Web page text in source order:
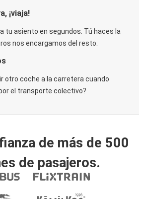
¡viaja!
tu asiento en segundos. Tú haces la
nos encargamos del resto.
otro coche a la carretera cuando
el transporte colectivo?
de más de 500
de pasajeros.